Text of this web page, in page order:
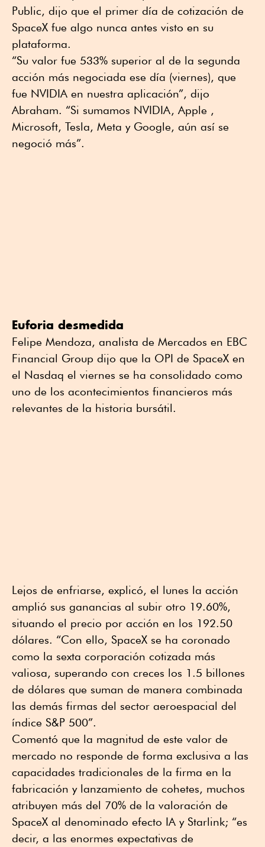
Public, dijo que el primer día de cotización de
SpaceX fue algo nunca antes visto en su
plataforma.
“Su valor fue 533% superior al de la segunda
acción más negociada ese día (viernes), que
fue NVIDIA en nuestra aplicación”, dijo
Abraham. “Si sumamos NVIDIA, Apple ,
Microsoft, Tesla, Meta y Google, aún así se
negoció más”.
Euforia desmedida
Felipe Mendoza, analista de Mercados en EBC
Financial Group dijo que la OPI de SpaceX en
el Nasdaq el viernes se ha consolidado como
uno de los acontecimientos financieros más
relevantes de la historia bursátil.
Lejos de enfriarse, explicó, el lunes la acción
amplió sus ganancias al subir otro 19.60%,
situando el precio por acción en los 192.50
dólares. “Con ello, SpaceX se ha coronado
como la sexta corporación cotizada más
valiosa, superando con creces los 1.5 billones
de dólares que suman de manera combinada
las demás firmas del sector aeroespacial del
índice S&P 500”.
Comentó que la magnitud de este valor de
mercado no responde de forma exclusiva a las
capacidades tradicionales de la firma en la
fabricación y lanzamiento de cohetes, muchos
atribuyen más del 70% de la valoración de
SpaceX al denominado efecto IA y Starlink; “es
decir, a las enormes expectativas de